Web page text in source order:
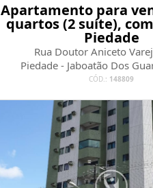
Apartamento para
quartos (2 suíte),
Piedade
Rua Doutor Aniceto
Piedade - Jaboatão Dos
CÓD.: 148809